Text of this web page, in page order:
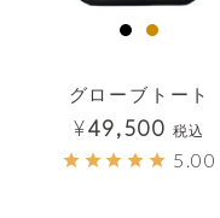
グローブトート
¥49,500 税込
5.00